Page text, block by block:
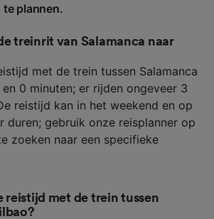
te plannen.
treinrit van Salamanca naar
met de trein tussen Salamanca
0 minuten; er rijden ongeveer 3
reistijd kan in het weekend en op
duren; gebruik onze reisplanner op
zoeken naar een specifieke
reistijd met de trein tussen